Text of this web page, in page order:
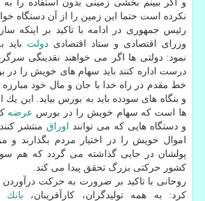
و اگر ببینم بخشی زمینی بدون استفاده را
نكرده است حتما این زمین را از آن دستگاه
رئیس جمهوری در ادامه با تاكید بر اینكه
وزرای اقتصادی و ستاد اقتصادی دولت باید
نمود: دولتی ها اگر می خواهند نقدینگی
درست اداره كنند باید سهام های خویش را در
خط مقدم در راه خدا با جان و مال خود مبارزه
و بنگاه های سودده باید به بورس بیاید. این یك
ها است كه سهام خویش را در بورس عرضه
و دستگاه هایی كه می توانند
اوراق منتشر
اموال خویش را در اختیار مردم بگذارند و
پولشان در جایی گذاشته می گردد كه هم سود
كشور حركتی بزرگ تحقق پیدا می كند.
روحانی با تاكید بر ضرورت به حركت درآوردن
كرد: به همه تولیدگران، كارآفرینان، بانك